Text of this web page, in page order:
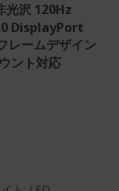
光沢 120Hz
DisplayPort
レームデザイン
ント対応